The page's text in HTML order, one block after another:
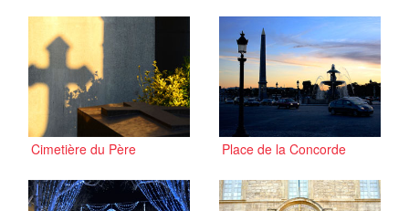
Cimetière du Père
Place de la Concorde